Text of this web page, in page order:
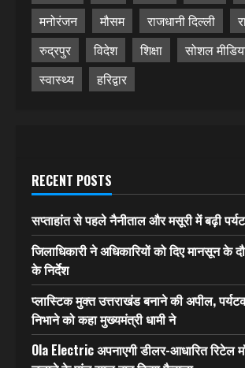
मनोरंजन
मौसम राजधानी दिल्ली
रुद्रपुर
विदेश शिक्षा
सोशल
स्वास्थ्य
हरिद्वार
RECENT POSTS
सप्ताहांत से पहले नैनीताल और मसूरी में बढ़ी
जिलाधिकारी ने अधिकारियों को दिए मानसून के
के निर्देश
प्लास्टिक मुक्त उत्तराखंड बनाने की अपील,
निभाने को कहा मुख्यमंत्री धामी ने
Ola Electric अपनाएगी डीलर-आधारित रिटेल